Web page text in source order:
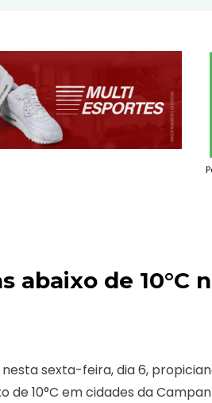
abaixo de 10°C
sexta-feira, dia 6,
10°C em cidades da